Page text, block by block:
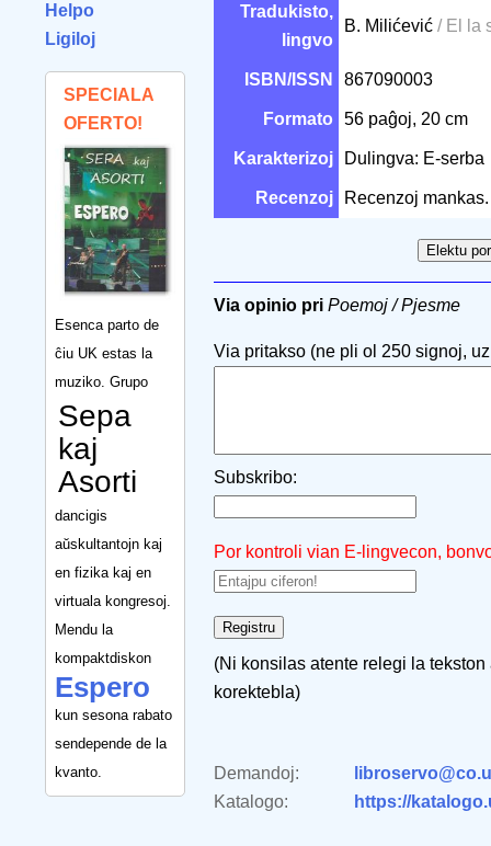
Helpo
Ligiloj
SPECIALA
OFERTO!
Esenca parto de
ĉiu UK estas la
muziko. Grupo
Sepa
kaj
Asorti
dancigis
aŭskultantojn kaj
en fizika kaj en
virtuala kongresoj.
Mendu la
kompaktdiskon
Espero
kun sesona rabato
sendepende de la
kvanto.
Tradukisto,
lingvo
B. Milićević / El la
ISBN/ISSN 867090003
Formato 56 paĝoj, 20 cm
Karakterizoj Dulingva: E-serba
Recenzoj Recenzoj mankas.
Via opinio pri Poemoj / Pjesme
Via pritakso (ne pli ol 250 signoj,
Subskribo:
Por kontroli vian E-lingvecon,
(Ni konsilas atente relegi la
korektebla)
Demandoj:
Katalogo:
https://